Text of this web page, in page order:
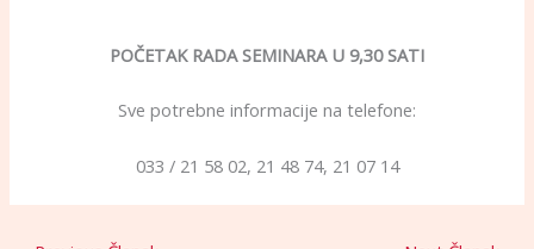
POČETAK RADA SEMINARA U 9,30 SATI
Sve potrebne informacije na telefone:
033 / 21 58 02, 21 48 74, 21 07 14